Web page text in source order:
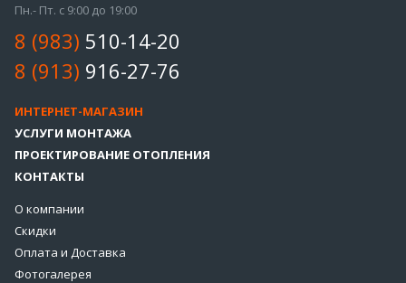
Пн.- Пт. с 9:00 до 19:00
8 (983) 510-14-20
8 (913) 916-27-76
ИНТЕРНЕТ-МАГАЗИН
УСЛУГИ МОНТАЖА
ПРОЕКТИРОВАНИЕ ОТОПЛЕНИЯ
КОНТАКТЫ
О компании
Скидки
Оплата и Доставка
Фотогалерея